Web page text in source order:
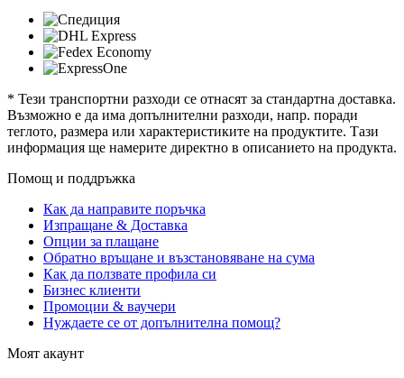
* Тези транспортни разходи се отнасят за стандартна доставка.
Възможно е да има допълнителни разходи, напр. поради
теглото, размера или характеристиките на продуктите. Тази
информация ще намерите директно в описанието на продукта.
Помощ и поддръжка
Как да направите поръчка
Изпращане & Доставка
Опции за плащане
Обратно връщане и възстановяване на сума
Как да ползвате профила си
Бизнес клиенти
Промоции & ваучери
Нуждаете се от допълнителна помощ?
Моят акаунт